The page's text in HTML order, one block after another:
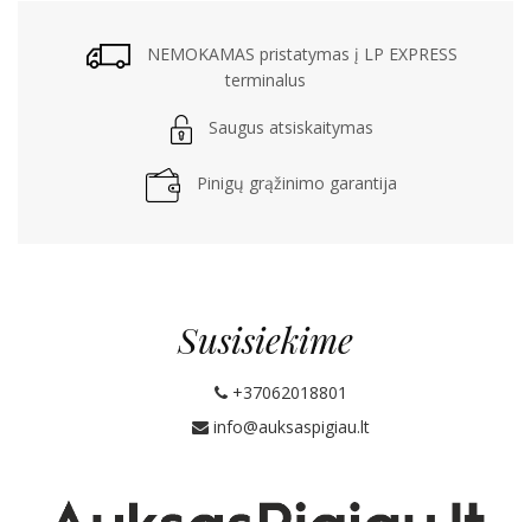
NEMOKAMAS pristatymas į LP EXPRESS
terminalus
Saugus atsiskaitymas
Pinigų grąžinimo garantija
Susisiekime
+37062018801
info@auksaspigiau.lt